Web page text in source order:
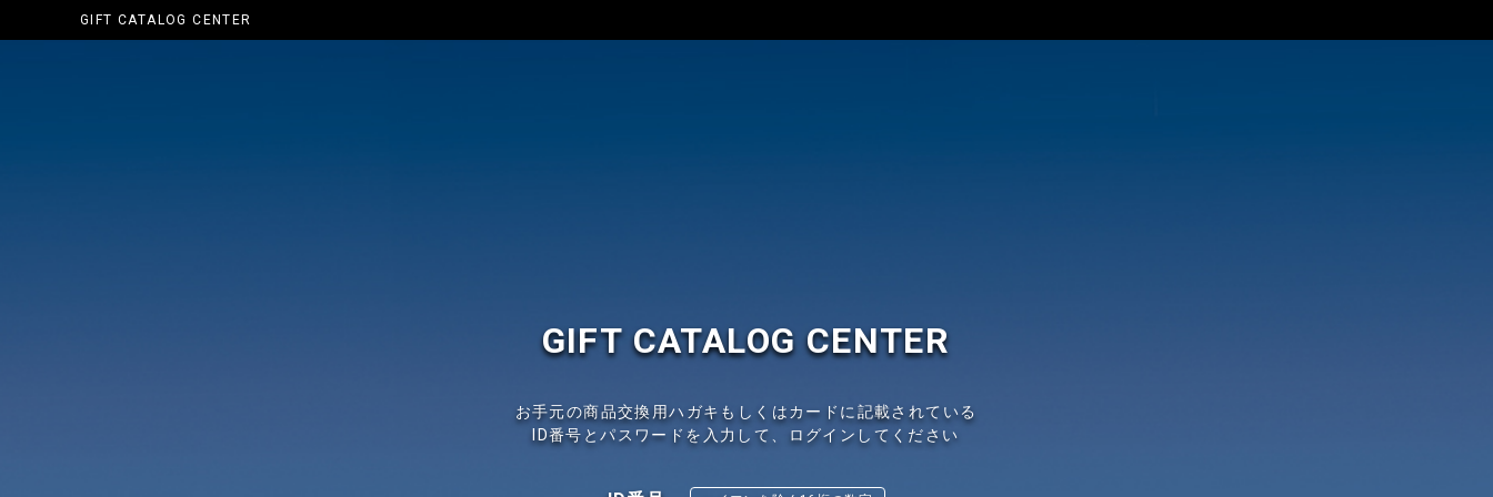
GIFT CATALOG CENTER
GIFT CATALOG CENTER
お手元の商品交換用ハガキもしくはカードに記載されている
ID番号とパスワードを入力して、ログインしてください